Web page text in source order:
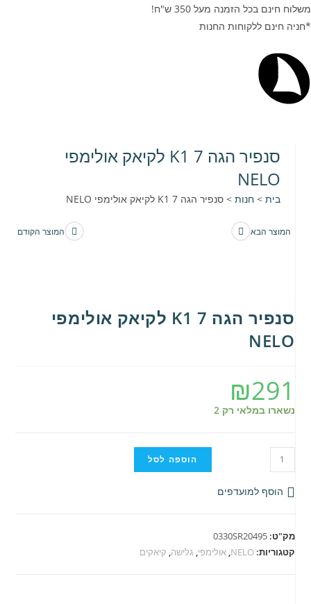
משלוח חינם בכל הזמנה מעל 350 ש"ח!
*חניה חינם ללקוחות החנות
סנפיר הגה K1 7 לקיאק אולימפי
NELO
בית> חנות> סנפיר הגה K1 7 לקיאק אולימפי NELO
המוצר הקודם המוצר הבא
סנפיר הגה K1 7 לקיאק אולימפי
NELO
₪291
נשארו במלאי רק 2
כמות
של
סנפיר
7
לקיאק
הוספה לסל
הוסף למועדפים
מק"ט:0330SR20495
קטגוריות:NELO
,אולימפי גלישה קיאקים